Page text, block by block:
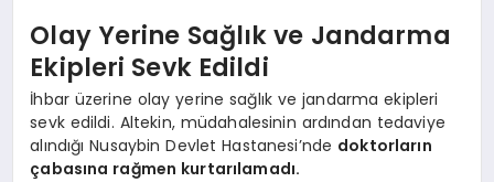
Olay Yerine Sağlık ve Jandarma
Ekipleri Sevk Edildi
İhbar üzerine olay yerine sağlık ve jandarma ekipleri
sevk edildi. Altekin, müdahalesinin ardından tedaviye
alındığı Nusaybin Devlet Hastanesi’nde doktorların
çabasına rağmen kurtarılamadı.